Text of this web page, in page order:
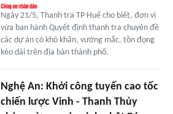
Ngày 21/5, Thanh tra TP Huế cho biết, đơn vị
vừa ban hành Quyết định thanh tra chuyên đề
các dự án có khó khăn, vướng mắc, tồn đọng
kéo dài trên địa bàn thành phố.
Nghệ An: Khởi công tuyến cao tốc
chiến lược Vinh - Thanh Thủy